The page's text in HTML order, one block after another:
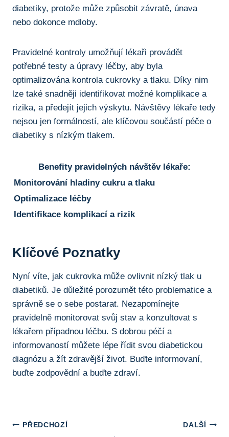
diabetiky, protože může způsobit závratě, únava
nebo dokonce mdloby.
Pravidelné kontroly umožňují lékaři provádět
potřebné testy a úpravy léčby, aby byla
optimalizována kontrola cukrovky a tlaku. Díky nim
lze také snadněji identifikovat možné komplikace a
rizika, a předejít jejich výskytu. Návštěvy lékaře tedy
nejsou jen formálností, ale klíčovou součástí péče o
diabetiky s nízkým tlakem.
Benefity pravidelných návštěv lékaře:
Monitorování hladiny cukru a tlaku
Optimalizace léčby
Identifikace komplikací a rizik
Klíčové Poznatky
Nyní víte, jak cukrovka může ovlivnit nízký tlak u
diabetiků. Je důležité porozumět této problematice a
správně se o sebe postarat. Nezapomínejte
pravidelně monitorovat svůj stav a konzultovat s
lékařem případnou léčbu. S dobrou péčí a
informovaností můžete lépe řídit svou diabetickou
diagnózu a žít zdravější život. Buďte informovaní,
buďte zodpovědní a buďte zdraví.
Navigace
PŘEDCHOZÍ DALŠÍ